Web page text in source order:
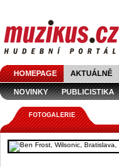
HOMEPAGE AKTUÁLNĚ
NOVINKY PUBLICISTIKA
FOTOGALERIE